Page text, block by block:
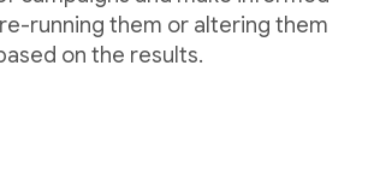
running them or altering them
on the results.